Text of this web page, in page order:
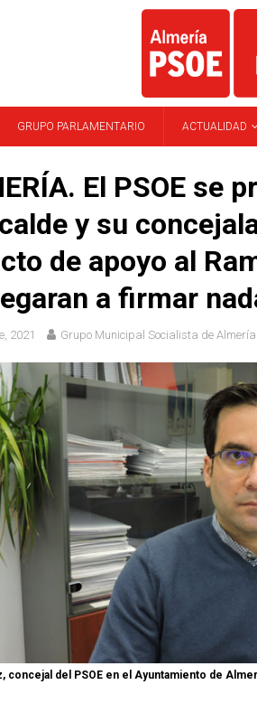
GRUPO PARLAMENTARIO ACTUALIDAD
El PSOE se
y su
de apoyo al
a firmar
2021 Grupo Municipal Socialista de Almería
concejal del PSOE en el Ayuntamiento de